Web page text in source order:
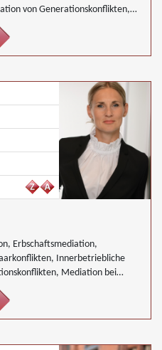
von Generationskonflikten,
Erbschaftsmediation,
Innerbetriebliche
Mediation bei
von Unternehmensnachfolgen,
Wirtschaftsmediation